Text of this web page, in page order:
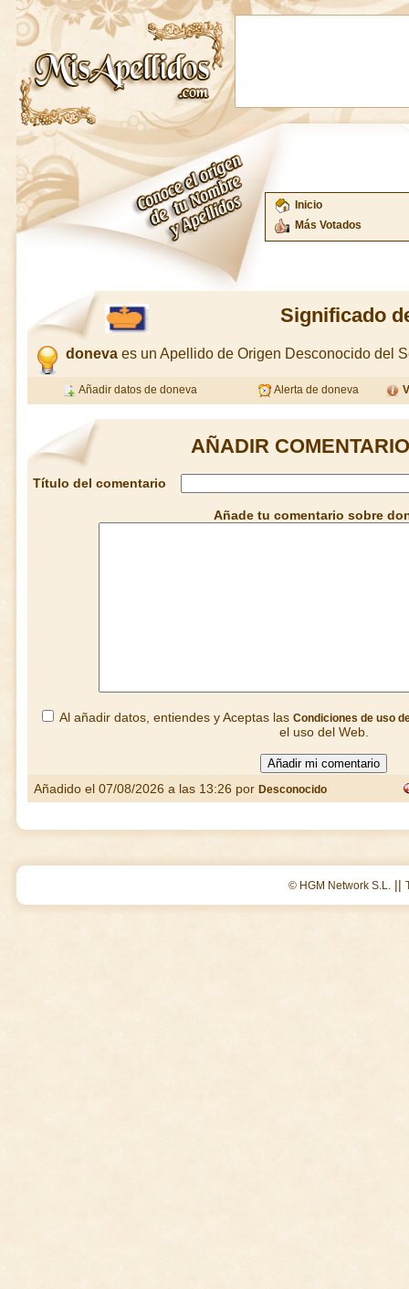
Inicio
Más Votados
Significado
doneva es un Apellido de Origen Desconocido del
Añadir datos de doneva Alerta de doneva
AÑADIR
Título del comentario
Añade tu comentario sobre
Al añadir datos, entiendes y Aceptas las Condiciones de uso
el uso del Web.
Añadido el 07/08/2026 a las 13:26 por Desconocido
© HGM Network S.L. ||